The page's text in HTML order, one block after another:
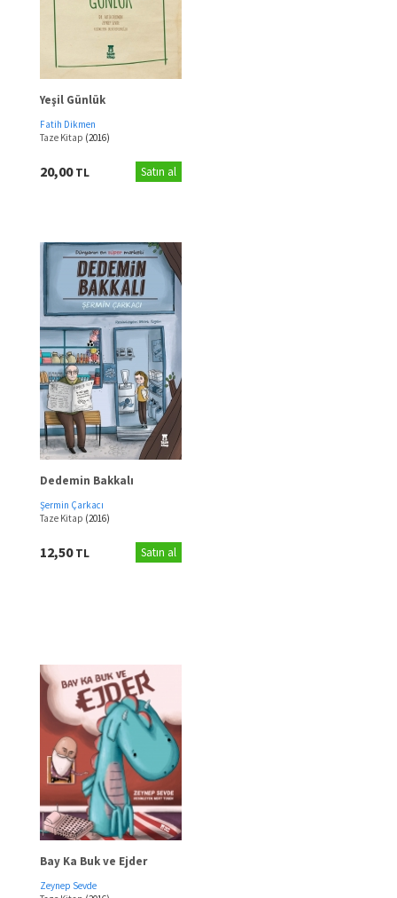
Yeşil Günlük
Fatih Dikmen
Taze Kitap (2016)
20,00TL Satın al
Dedemin Bakkalı
Şermin Çarkacı
Taze Kitap (2016)
12,50TL Satın al
Bay Ka Buk ve Ejder
Zeynep Sevde